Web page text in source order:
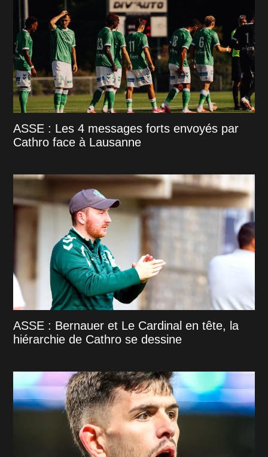
ASSE : Les 4 messages forts envoyés par
Cathro face à Lausanne
ASSE : Bernauer et Le Cardinal en tête, la
hiérarchie de Cathro se dessine